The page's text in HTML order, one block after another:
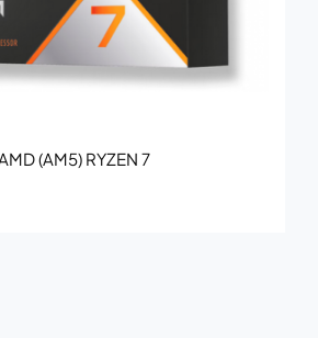
(AM5) RYZEN 7